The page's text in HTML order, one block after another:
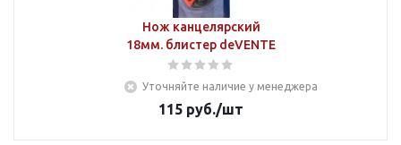
Нож канцелярский
18мм. блистер deVENTE
Уточняйте наличие у менеджера
115 руб./шт